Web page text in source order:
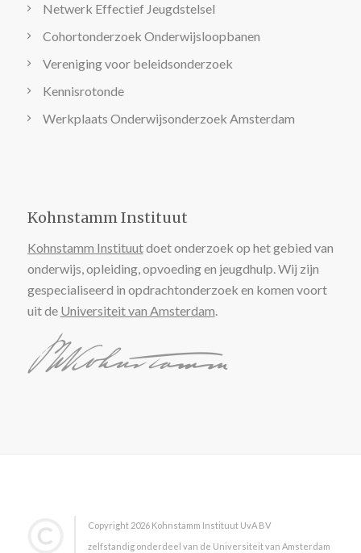
Netwerk Effectief Jeugdstelsel
Cohortonderzoek Onderwijsloopbanen
Vereniging voor beleidsonderzoek
Kennisrotonde
Werkplaats Onderwijsonderzoek Amsterdam
Kohnstamm Instituut
Kohnstamm Instituutdoet onderzoek op het gebied van
onderwijs, opleiding, opvoeding en jeugdhulp. Wij zijn
gespecialiseerd in opdrachtonderzoek en komen voort
uit de Universiteit van Amsterdam.
Copyright 2026 Kohnstamm Instituut UvA BV
zelfstandig onderdeel van de Universiteit van Amsterdam